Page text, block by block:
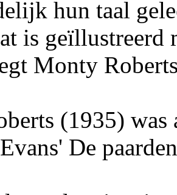
hun taal
is geïllustreerd
Monty
(1935)
De